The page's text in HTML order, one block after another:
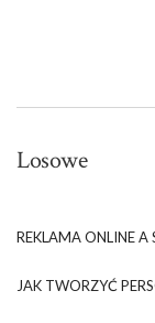
Losowe
REKLAMA ONLINE A
JAK TWORZYĆ